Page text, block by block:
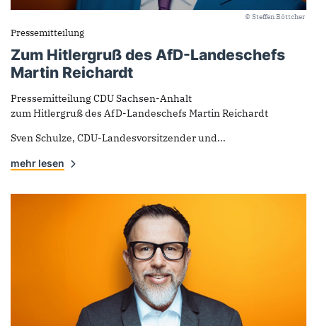
© Steffen Böttcher
Pressemitteilung
Zum Hitlergruß des AfD-Landeschefs
Martin Reichardt
Pressemitteilung CDU Sachsen-Anhalt
zum Hitlergruß des AfD-Landeschefs Martin Reichardt
Sven Schulze, CDU-Landesvorsitzender und...
mehr lesen